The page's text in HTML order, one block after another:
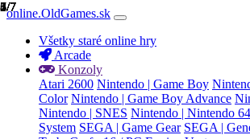
online.OldGames.sk
Všetky staré online hry
Arcade
Konzoly
Atari 2600 Nintendo | Game Boy
Color Nintendo | Game Boy Advance
Nintendo | SNES Nintendo | Nintendo 64
System SEGA | Game Gear SEGA |
1/7
2/7
3/7
4/7
5/7
6/7
7/7